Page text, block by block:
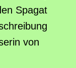
Spagat
von